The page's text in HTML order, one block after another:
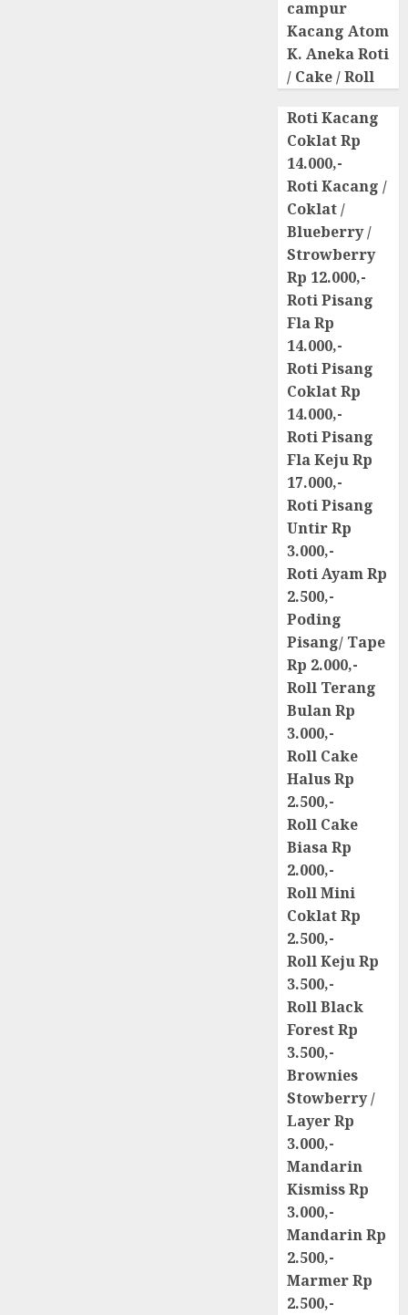
campur
Kacang Atom
K. Aneka Roti
/ Cake / Roll
Roti Kacang
Coklat Rp
14.000,-
Roti Kacang /
Coklat /
Blueberry /
Strowberry
Rp 12.000,-
Roti Pisang
Fla Rp
14.000,-
Roti Pisang
Coklat Rp
14.000,-
Roti Pisang
Fla Keju Rp
17.000,-
Roti Pisang
Untir Rp
3.000,-
Roti Ayam Rp
2.500,-
Poding
Pisang/ Tape
Rp 2.000,-
Roll Terang
Bulan Rp
3.000,-
Roll Cake
Halus Rp
2.500,-
Roll Cake
Biasa Rp
2.000,-
Roll Mini
Coklat Rp
2.500,-
Roll Keju Rp
3.500,-
Roll Black
Forest Rp
3.500,-
Brownies
Stowberry /
Layer Rp
3.000,-
Mandarin
Kismiss Rp
3.000,-
Mandarin Rp
2.500,-
Marmer Rp
2.500,-